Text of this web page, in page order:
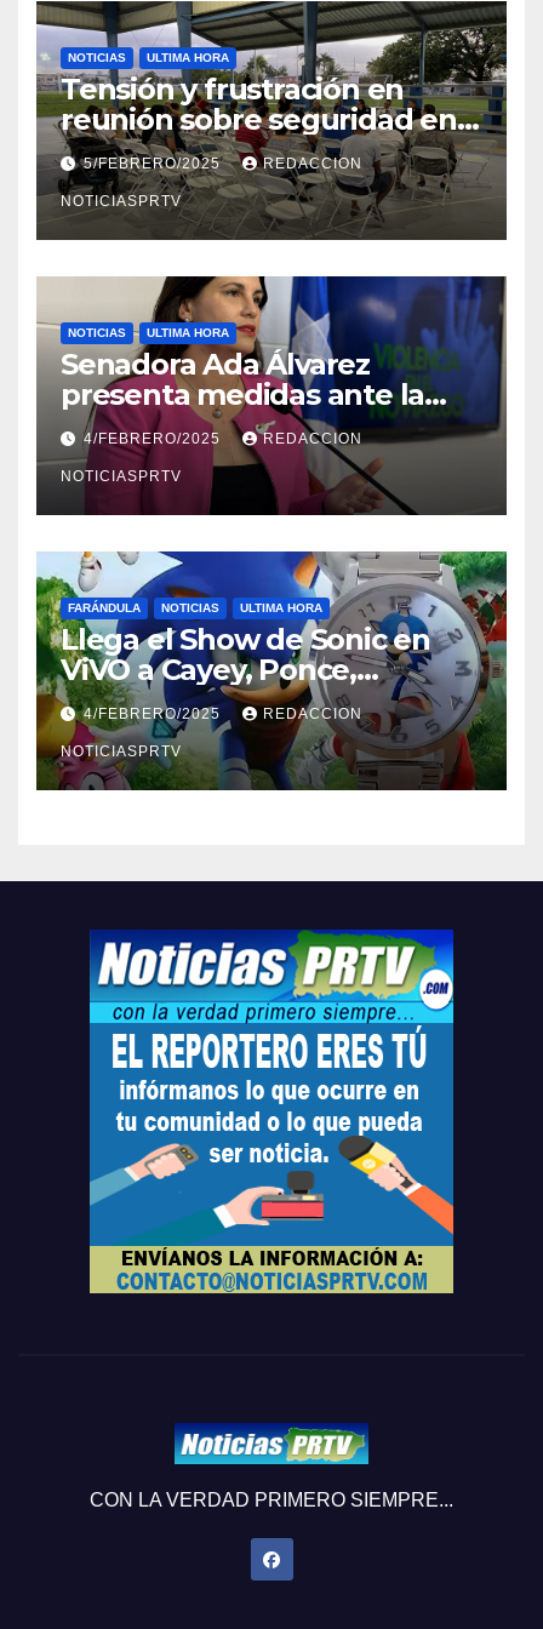
NOTICIAS ULTIMA HORA
Tensión y frustración en
reunión sobre seguridad en
Reparto Metropolitano
5/FEBRERO/2025 REDACCION
NOTICIASPRTV
NOTICIAS ULTIMA HORA
Senadora Ada Álvarez
presenta medidas ante la
violencia en el noviazgo
4/FEBRERO/2025 REDACCION
NOTICIASPRTV
FARÁNDULA NOTICIAS ULTIMA HORA
Llega el Show de Sonic en
ViVO a Cayey, Ponce,
Barceloneta y Humacao,
Relojes gratis para el que
compre ahora….
4/FEBRERO/2025 REDACCION
NOTICIASPRTV
CON LA VERDAD PRIMERO SIEMPRE...